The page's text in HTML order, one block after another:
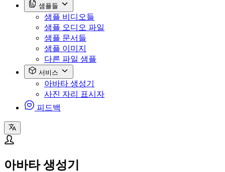
샘플들
샘플 비디오들
샘플 오디오 파일
샘플 문서들
샘플 이미지
다른 파일 샘플
서비스
아바타 생성기
사진 자리 표시자
피드백
아바타 생성기